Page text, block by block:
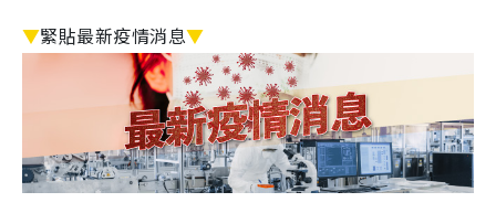
▼緊貼最新疫情消息▼